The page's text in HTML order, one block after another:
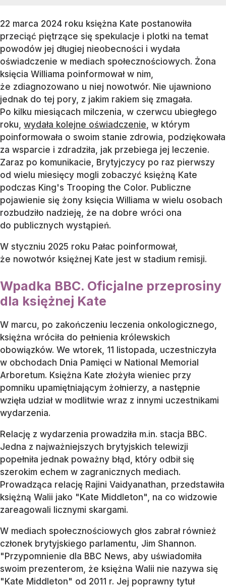
22 marca 2024 roku księżna Kate postanowiła
przeciąć piętrzące się spekulacje i plotki na temat
powodów jej długiej nieobecności i wydała
oświadczenie w mediach społecznościowych. Żona
księcia Williama poinformował w nim,
że zdiagnozowano u niej nowotwór. Nie ujawniono
jednak do tej pory, z jakim rakiem się zmagała.
Po kilku miesiącach milczenia, w czerwcu ubiegłego
roku, wydała kolejne oświadczenie, w którym
poinformowała o swoim stanie zdrowia, podziękowała
za wsparcie i zdradziła, jak przebiega jej leczenie.
Zaraz po komunikacie, Brytyjczycy po raz pierwszy
od wielu miesięcy mogli zobaczyć księżną Kate
podczas King's Trooping the Color. Publiczne
pojawienie się żony księcia Williama w wielu osobach
rozbudziło nadzieję, że na dobre wróci ona
do publicznych wystąpień.
W styczniu 2025 roku Pałac poinformował,
że nowotwór księżnej Kate jest w stadium remisji.
Wpadka BBC. Oficjalne przeprosiny
dla księżnej Kate
W marcu, po zakończeniu leczenia onkologicznego,
księżna wróciła do pełnienia królewskich
obowiązków. We wtorek, 11 listopada, uczestniczyła
w obchodach Dnia Pamięci w National Memorial
Arboretum. Księżna Kate złożyła wieniec przy
pomniku upamiętniającym żołnierzy, a następnie
wzięła udział w modlitwie wraz z innymi uczestnikami
wydarzenia.
Relację z wydarzenia prowadziła m.in. stacja BBC.
Jedna z najważniejszych brytyjskich telewizji
popełniła jednak poważny błąd, który odbił się
szerokim echem w zagranicznych mediach.
Prowadząca relację Rajini Vaidyanathan, przedstawiła
księżną Walii jako "Kate Middleton", na co widzowie
zareagowali licznymi skargami.
W mediach społecznościowych głos zabrał również
członek brytyjskiego parlamentu, Jim Shannon.
"Przypomnienie dla BBC News, aby uświadomiła
swoim prezenterom, że księżna Walii nie nazywa się
"Kate Middleton" od 2011 r. Jej poprawny tytuł